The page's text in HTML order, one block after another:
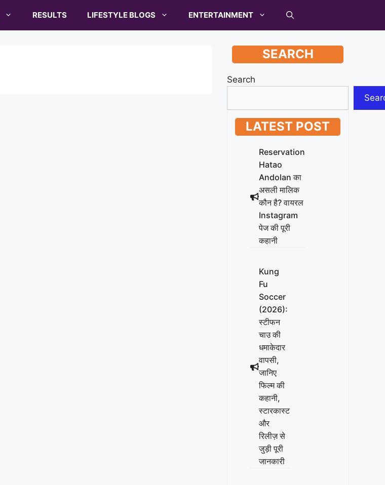
RESULTS LIFESTYLE BLOGS ENTERTAINMENT
SEARCH
Search
LATEST POST
Reservation
Hatao
Andolan का
असली मालिक
कौन है? वायरल
Instagram
पेज की पूरी
कहानी
Kung
Fu
Soccer
(2026):
स्टीफन
चाउ की
धमाकेदार
वापसी,
जानिए
फिल्म की
कहानी,
स्टारकास्ट
और
रिलीज़ से
जुड़ी पूरी
जानकारी